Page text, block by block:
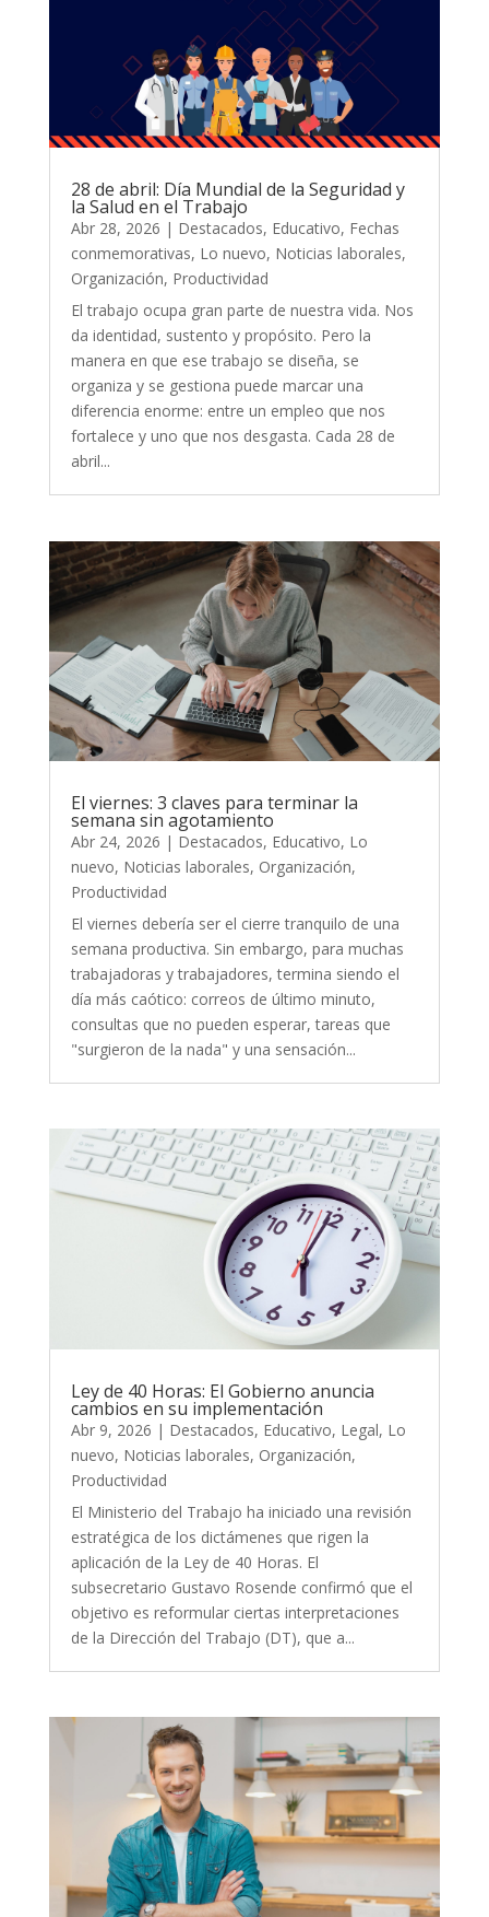
28 de abril: Día Mundial de la Seguridad y
la Salud en el Trabajo
Abr 28, 2026 | Destacados, Educativo, Fechas
conmemorativas, Lo nuevo, Noticias laborales,
Organización, Productividad
El trabajo ocupa gran parte de nuestra vida. Nos
da identidad, sustento y propósito. Pero la
manera en que ese trabajo se diseña, se
organiza y se gestiona puede marcar una
diferencia enorme: entre un empleo que nos
fortalece y uno que nos desgasta. Cada 28 de
abril...
El viernes: 3 claves para terminar la
semana sin agotamiento
Abr 24, 2026 | Destacados, Educativo, Lo
nuevo, Noticias laborales, Organización,
Productividad
El viernes debería ser el cierre tranquilo de una
semana productiva. Sin embargo, para muchas
trabajadoras y trabajadores, termina siendo el
día más caótico: correos de último minuto,
consultas que no pueden esperar, tareas que
"surgieron de la nada" y una sensación...
Ley de 40 Horas: El Gobierno anuncia
cambios en su implementación
Abr 9, 2026 | Destacados, Educativo, Legal, Lo
nuevo, Noticias laborales, Organización,
Productividad
El Ministerio del Trabajo ha iniciado una revisión
estratégica de los dictámenes que rigen la
aplicación de la Ley de 40 Horas. El
subsecretario Gustavo Rosende confirmó que el
objetivo es reformular ciertas interpretaciones
de la Dirección del Trabajo (DT), que a...